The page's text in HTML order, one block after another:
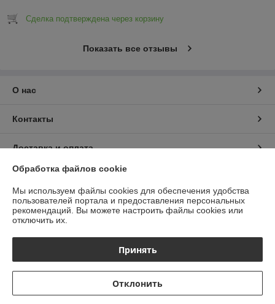
Сделка подтверждена через корзину
Показать все отзывы
О нас
Контакты
Доставка и оплата
График работы
Полная версия сайта
Сайт создан на платформе Deal.by
Обработка файлов cookie
Мы используем файлы cookies для обеспечения удобства
пользователей портала и предоставления персональных
рекомендаций. Вы можете настроить файлы cookies или
отключить их.
Принять
Отклонить